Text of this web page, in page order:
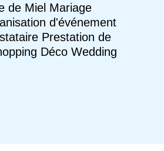
de Miel Mariage
d'événement
Prestation de
Déco Wedding